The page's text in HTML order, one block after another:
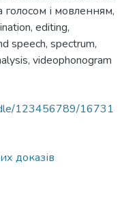
голосом і мовленням,
, editing,
speech, spectrum,
, videophonogram
123456789/16731
доказів